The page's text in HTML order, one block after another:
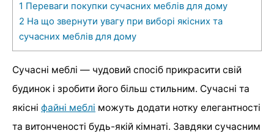
1 Переваги покупки сучасних меблів для дому
2 На що звернути увагу при виборі якісних та
сучасних меблів для дому
Сучасні меблі — чудовий спосіб прикрасити свій
будинок і зробити його більш стильним. Сучасні та
якісні файні меблі можуть додати нотку елегантності
та витонченості будь-якій кімнаті. Завдяки сучасним